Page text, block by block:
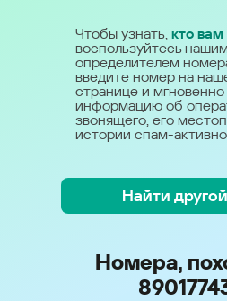
Чтобы узнать, кто вам
воспользуйтесь
определителем
введите номер на
странице и
информацию об
звонящего, его
истории спам-
Найти
Номера,